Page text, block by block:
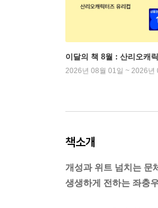
이달의 책 8월 : 산리오캐
2026년 08월 01일 ~ 2026년
책소개
개성과 위트 넘치는 문
생생하게 전하는 좌충